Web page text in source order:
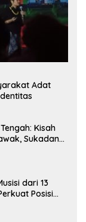
Adat
Kisah
Sukadana,
dari 13
Posisi